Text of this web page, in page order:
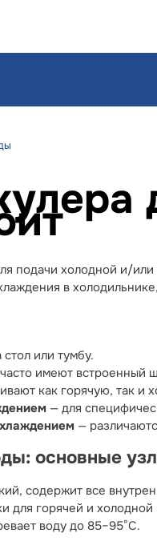
подачи холодной и/
в
или тумбу.
имеют встроенный
как горячую, так и
— для
—
основные
содержит все
для горячей и холодной
воду до 85–95°C.